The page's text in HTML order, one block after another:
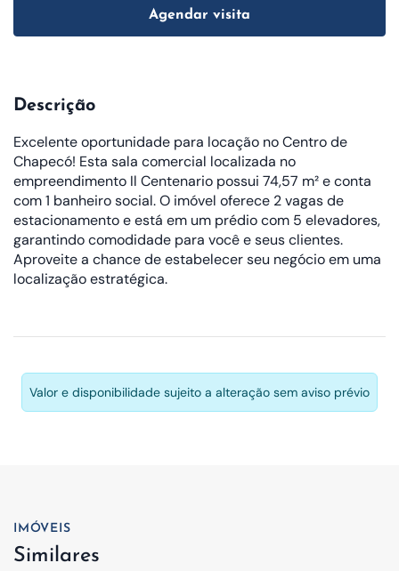
Agendar visita
Descrição
Excelente oportunidade para locação no Centro de
Chapecó! Esta sala comercial localizada no
empreendimento Il Centenario possui 74,57 m² e conta
com 1 banheiro social. O imóvel oferece 2 vagas de
estacionamento e está em um prédio com 5 elevadores,
garantindo comodidade para você e seus clientes.
Aproveite a chance de estabelecer seu negócio em uma
localização estratégica.
Valor e disponibilidade sujeito a alteração sem aviso prévio
IMÓVEIS
Similares